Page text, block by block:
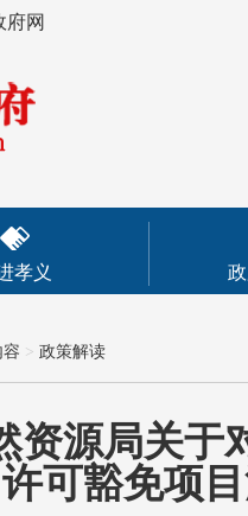
府网
孝义
> 政策解读
资源局关
许可豁免项